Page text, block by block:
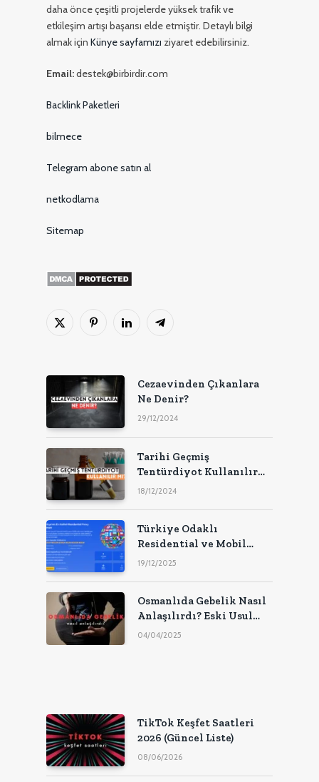
daha önce çeşitli projelerde yüksek trafik ve
etkileşim artışı başarısı elde etmiştir. Detaylı bilgi
almak içinKünye sayfamızı ziyaret edebilirsiniz.
Email:destek@birbirdir.com
Backlink Paketleri
bilmece
Telegram abone satın al
netkodlama
Sitemap
X
Pinterest'inLinkedInTelgraf
Cezaevinden Çıkanlara
Ne Denir?
29/12/2024
Tarihi Geçmiş
Tentürdiyot Kullanılır
Mı?
18/12/2024
Türkiye Odaklı
Residential ve Mobil
Proxy Çözümleri
19/12/2025
Osmanlıda Gebelik Nasıl
Anlaşılırdı? Eski Usul
Gebelik Testleri
04/04/2025
TikTok Keşfet Saatleri
2026 (Güncel Liste)
08/06/2026